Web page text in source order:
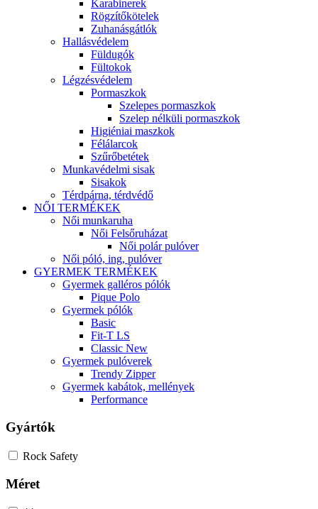
Karabinerek
Rögzítőkötelek
Zuhanásgátlók
Hallásvédelem
Füldugók
Fültokok
Légzésvédelem
Pormaszkok
Szelepes pormaszkok
Szelep nélküli pormaszkok
Higiéniai maszkok
Félálarcok
Szűrőbetétek
Munkavédelmi sisak
Sisakok
Térdpárna, térdvédő
NŐI TERMÉKEK
Női munkaruha
Női Felsőruházat
Női polár pulóver
Női póló, ing, pulóver
GYERMEK TERMÉKEK
Gyermek galléros pólók
Pique Polo
Gyermek pólók
Basic
Fit-T LS
Classic New
Gyermek pulóverek
Trendy Zipper
Gyermek kabátok, mellények
Performance
Gyártók
Rock Safety
Méret